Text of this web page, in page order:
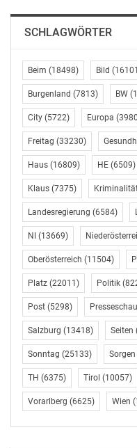
Oberst Gerhard
0664/622 7305 bzw.
OTS-ORIGINALTEXT
AUSSCHLIESSLICHER
DES AUSSENDERS.
© Copyright APA-OTS
der jeweilige Aussender
Gefällt mir:
Ähnliche Beiträge
AVISO:
Verteidigungsministerin
Tanner bei Verladung
von Hilfsgütern für
100.000 notleidende
Kinder in Beirut
SCHLAGWÖRTER
Beim (18498) Bild
Burgenland (7813) BW
City (5722) Europa
Freitag (33230)
Haus (16809) HE (6509)
Klaus (7375)
Landesregierung (6584)
NI (13669)
Oberösterreich (11504)
Platz (22011) Politik
Post (5298) Presseschau
Salzburg (13418) Seiten
Sonntag (25133) Sorgen
TH (6375) Tirol (10057)
Vorarlberg (6625) Wien